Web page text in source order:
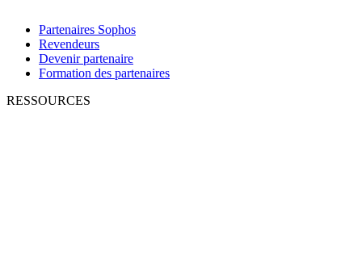
Partenaires Sophos
Revendeurs
Devenir partenaire
Formation des partenaires
RESSOURCES